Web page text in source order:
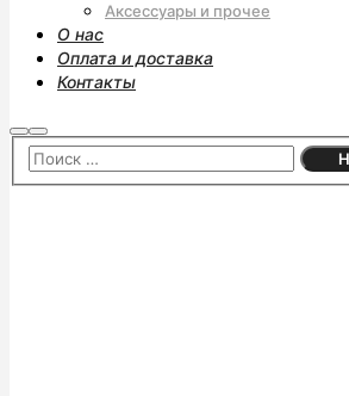
Аксессуары и прочее
О нас
Оплата и доставка
Контакты
НайтиГлавное
меню